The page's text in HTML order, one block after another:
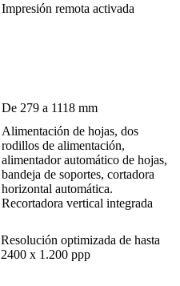
Impresión remota activada
De 279 a 1118 mm
Alimentación de hojas, dos
rodillos de alimentación,
alimentador automático de hojas,
bandeja de soportes, cortadora
horizontal automática.
Recortadora vertical integrada
Resolución optimizada de hasta
2400 x 1.200 ppp